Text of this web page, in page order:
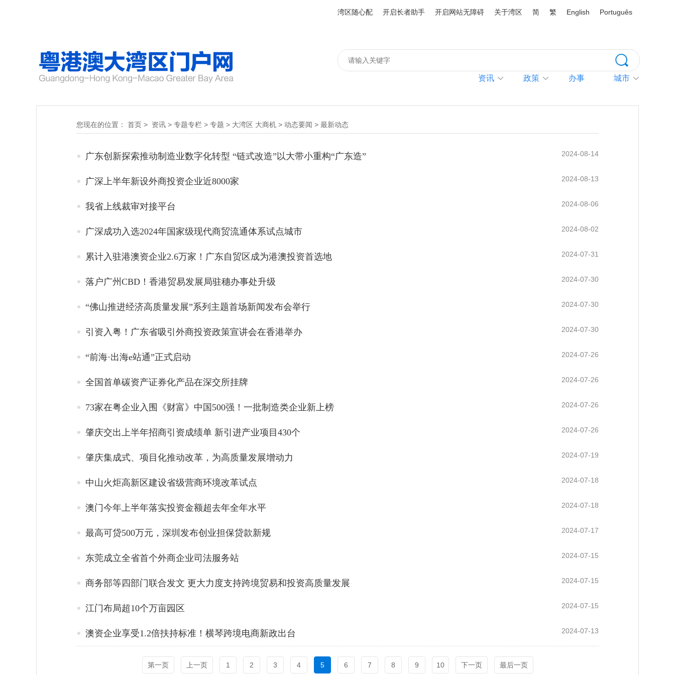
湾区随心配 开启长者助手 开启网站无障碍 关于湾区 简 繁 English Português
资讯 政策 办事 城市
您现在的位置： 首页 > 资讯 > 专题专栏 > 专题 > 大湾区 大商机 > 动态要闻 > 最新动态
广东创新探索推动制造业数字化转型 “链式改造”以大带小重构“广东造” 2024-08-14
广深上半年新设外商投资企业近8000家 2024-08-13
我省上线裁审对接平台 2024-08-06
广深成功入选2024年国家级现代商贸流通体系试点城市 2024-08-02
累计入驻港澳资企业2.6万家！广东自贸区成为港澳投资首选地 2024-07-31
落户广州CBD！香港贸易发展局驻穗办事处升级 2024-07-30
“佛山推进经济高质量发展”系列主题首场新闻发布会举行 2024-07-30
引资入粤！广东省吸引外商投资政策宣讲会在香港举办 2024-07-30
“前海·出海e站通”正式启动 2024-07-26
全国首单碳资产证券化产品在深交所挂牌 2024-07-26
73家在粤企业入围《财富》中国500强！一批制造类企业新上榜 2024-07-26
肇庆交出上半年招商引资成绩单 新引进产业项目430个 2024-07-26
肇庆集成式、项目化推动改革，为高质量发展增动力 2024-07-19
中山火炬高新区建设省级营商环境改革试点 2024-07-18
澳门今年上半年落实投资金额超去年全年水平 2024-07-18
最高可贷500万元，深圳发布创业担保贷款新规 2024-07-17
东莞成立全省首个外商企业司法服务站 2024-07-15
商务部等四部门联合发文 更大力度支持跨境贸易和投资高质量发展 2024-07-15
江门布局超10个万亩园区 2024-07-15
澳资企业享受1.2倍扶持标准！横琴跨境电商新政出台 2024-07-13
第一页 上一页 1 2 3 4 5 6 7 8 9 10 下一页 最后一页